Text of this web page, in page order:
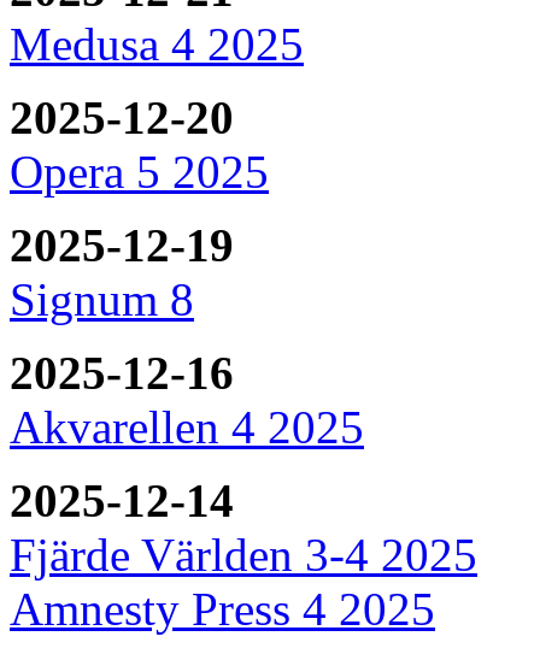
Medusa 4 2025
2025-12-20
Opera 5 2025
2025-12-19
Signum 8
2025-12-16
Akvarellen 4 2025
2025-12-14
Fjärde Världen 3-4 2025
Amnesty Press 4 2025